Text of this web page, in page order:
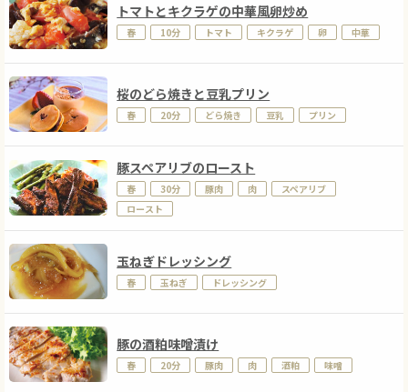
トマトとキクラゲの中華風卵炒め
春 10分 トマト キクラゲ 卵 中華
桜のどら焼きと豆乳プリン
春 20分 どら焼き 豆乳 プリン
豚スペアリブのロースト
春 30分 豚肉 肉
スペアリブ
ロースト
玉ねぎドレッシング
春 玉ねぎ ドレッシング
豚の酒粕味噌漬け
春 20分 豚肉 肉 酒粕 味噌